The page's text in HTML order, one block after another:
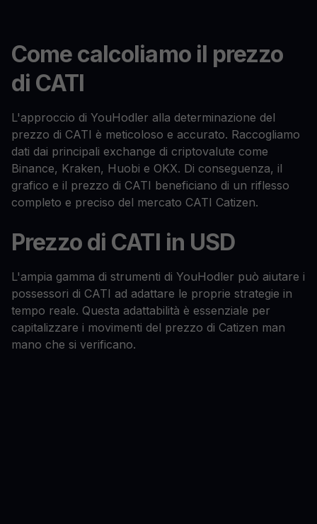
Come calcoliamo il prezzo
di CATI
L'approccio di YouHodler alla determinazione del
prezzo di CATI è meticoloso e accurato. Raccogliamo
dati dai principali exchange di criptovalute come
Binance, Kraken, Huobi e OKX. Di conseguenza, il
grafico e il prezzo di CATI beneficiano di un riflesso
completo e preciso del mercato CATI Catizen.
Prezzo di CATI in USD
L'ampia gamma di strumenti di YouHodler può aiutare i
possessori di CATI ad adattare le proprie strategie in
tempo reale. Questa adattabilità è essenziale per
capitalizzare i movimenti del prezzo di Catizen man
mano che si verificano.